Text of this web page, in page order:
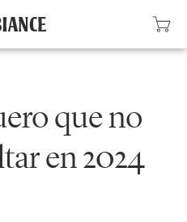
que no
en 2024